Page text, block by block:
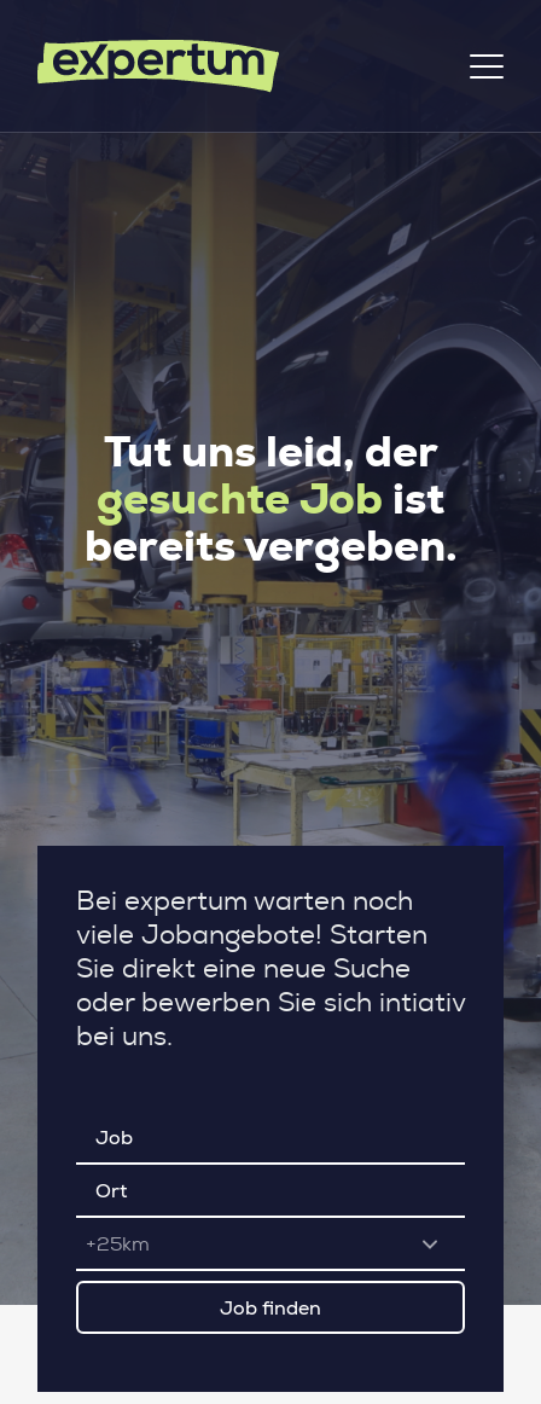
Tut uns leid, der
gesuchte Job ist
bereits vergeben.
Bei expertum warten noch
viele Jobangebote! Starten
Sie direkt eine neue Suche
oder bewerben Sie sich intiativ
bei uns.
+25km